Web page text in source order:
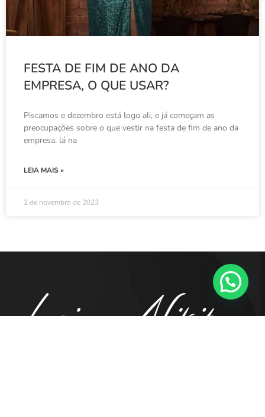
FESTA DE FIM DE ANO DA
EMPRESA, O QUE USAR?
Piscamos e dezembro está logo ali, e já começam as
preocupações sobre o que vestir na festa de fim de ano da
empresa. lá na
LEIA MAIS »
2 de novembro de 2023